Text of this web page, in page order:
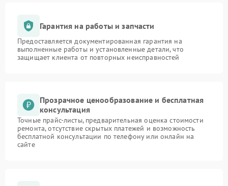
Гарантия на работы и запчасти
Предоставляется документированная гарантия на
выполненные работы и установленные детали, что
защищает клиента от повторных неисправностей
Прозрачное ценообразование и бесплатная
консультация
Точные прайс-листы, предварительная оценка стоимости
ремонта, отсутствие скрытых платежей и возможность
бесплатной консультации по телефону или онлайн на
сайте